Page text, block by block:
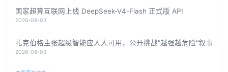
国家超算互联网上线 DeepSeek-V4-Flash 正式版 API
2026-08-03
扎克伯格主张超级智能应人人可用，公开挑战"越强越危险"叙事
2026-08-03